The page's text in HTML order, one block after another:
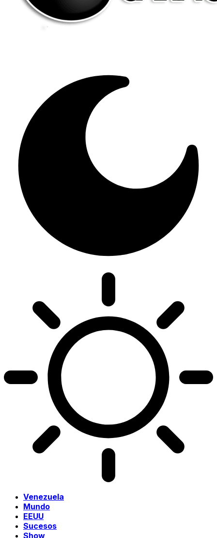
Venezuela
Mundo
EEUU
Sucesos
Show